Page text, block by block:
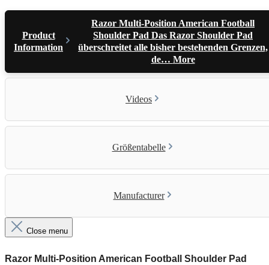
Product
Information
Razor Multi-Position American Football
Shoulder Pad Das Razor Shoulder Pad
überschreitet alle bisher bestehenden Grenzen,
de… More
Videos
Größentabelle
Manufacturer
Close menu
Razor Multi-Position American Football Shoulder Pad